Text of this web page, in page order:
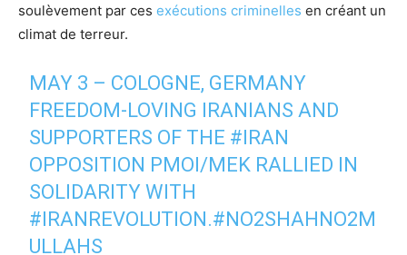
soulèvement par ces exécutions criminelles en créant un
climat de terreur.
MAY 3 – COLOGNE, GERMANY
FREEDOM-LOVING IRANIANS AND
SUPPORTERS OF THE #IRAN
OPPOSITION PMOI/MEK RALLIED IN
SOLIDARITY WITH
#IRANREVOLUTION.#NO2SHAHNO2M
ULLAHS